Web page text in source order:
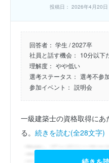
投稿日： 2026年4月20日
回答者： 学生 / 2027卒
社員と話す機会： 10分以下
理解度： やや低い
選考ステータス： 選考不参
参加イベント： 説明会
一級建築士の資格取得に
る。 続きを読む(全28文字)